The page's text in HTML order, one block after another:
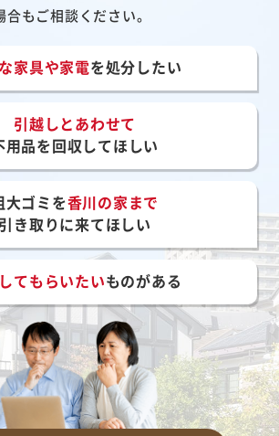
もご相談ください。
家具や家電を処分したい
引越しとあわせて
用品を回収してほしい
大ゴミを香川の家まで
引き取りに来てほしい
てもらいたいものがある